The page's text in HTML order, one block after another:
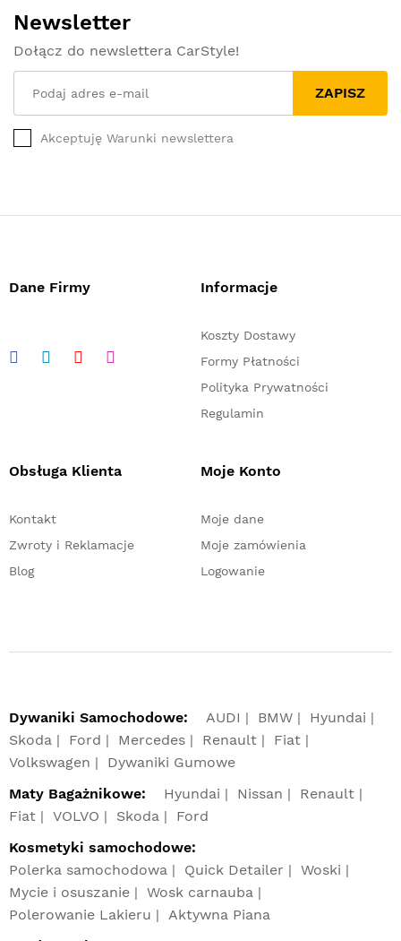
Newsletter
Dołącz do newslettera CarStyle!
ZAPISZ
Akceptuję Warunki newslettera
Dane Firmy Informacje
Koszty Dostawy
Formy Płatności
Polityka Prywatności
Regulamin
Obsługa Klienta
Kontakt
Zwroty i Reklamacje
Blog
Moje Konto
Moje dane
Moje zamówienia
Logowanie
Dywaniki Samochodowe: AUDI BMW
Hyundai
Skoda
Ford Mercedes Renault
Fiat
Volkswagen
Dywaniki Gumowe
Maty Bagażnikowe:
Hyundai Nissan
Renault
Fiat
VOLVO Skoda
Ford
Kosmetyki samochodowe:
Polerka samochodowa
Quick Detailer
Woski
Mycie i osuszanie
Wosk carnauba
Polerowanie Lakieru
Aktywna Piana